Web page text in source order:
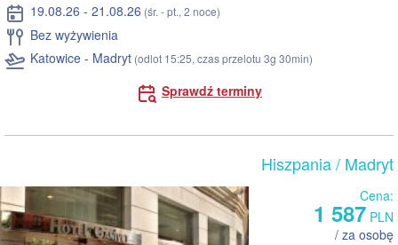
19.08.26 - 21.08.26 (śr. - pt., 2 noce)
Bez wyżywienia
Katowice - Madryt (odlot 15:25, czas przelotu 3g 30min)
Sprawdź terminy
Hiszpania/ Madryt
Cena:
1 587 PLN
/ za osobę